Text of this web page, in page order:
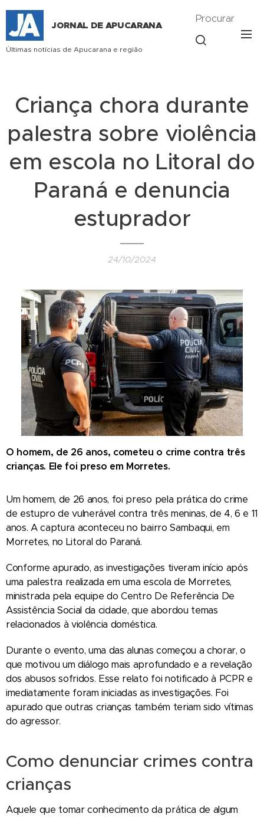
JORNAL DE APUCARANA
Últimas notícias de Apucarana e região
Procurar
Criança chora durante
palestra sobre violência
em escola no Litoral do
Paraná e denuncia
estuprador
24/10/2024
O homem, de 26 anos, cometeu o crime contra três
crianças. Ele foi preso em Morretes.
Um homem, de 26 anos, foi preso pela prática do crime
de estupro de vulnerável contra três meninas, de 4, 6 e 11
anos. A captura aconteceu no bairro Sambaqui, em
Morretes, no Litoral do Paraná.
Conforme apurado, as investigações tiveram início após
uma palestra realizada em uma escola de Morretes,
ministrada pela equipe do Centro De Referência De
Assistência Social da cidade, que abordou temas
relacionados à violência doméstica.
Durante o evento, uma das alunas começou a chorar, o
que motivou um diálogo mais aprofundado e a revelação
dos abusos sofridos. Esse relato foi notificado à PCPR e
imediatamente foram iniciadas as investigações. Foi
apurado que outras crianças também teriam sido vítimas
do agressor.
Como denunciar crimes contra
crianças
Aquele que tomar conhecimento da prática de algum